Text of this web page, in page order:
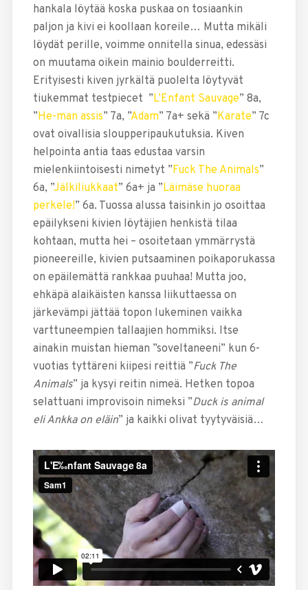
hankala löytää koska puskaa on tosiaankin
paljon ja kivi ei koollaan koreile… Mutta mikäli
löydät perille, voimme onnitella sinua, edessäsi
on muutama oikein mainio boulderreitti.
Erityisesti kiven jyrkältä puolelta löytyvät
tiukemmat testpiecet ”L’Enfant Sauvage” 8a,
”He-man assis” 7a, ”Adam” 7a+ sekä ”Karate” 7c
ovat oivallisia sloupperipaukutuksia. Kiven
helpointa antia taas edustaa varsin
mielenkiintoisesti nimetyt ”Fuck The Animals”
6a, ”Jälkiliukkaat” 6a+ ja ”Läimäse huoraa
perkele!” 6a. Tuossa alussa taisinkin jo osoittaa
epäilykseni kivien löytäjien henkistä tilaa
kohtaan, mutta hei – osoitetaan ymmärrystä
pioneereille, kivien putsaaminen poikaporukassa
on epäilemättä rankkaa puuhaa! Mutta joo,
ehkäpä alaikäisten kanssa liikuttaessa on
järkevämpi jättää topon lukeminen vaikka
varttuneempien tallaajien hommiksi. Itse
ainakin muistan hieman ”soveltaneeni” kun 6-
vuotias tyttäreni kiipesi reittiä ”Fuck The
Animals” ja kysyi reitin nimeä. Hetken topoa
selattuani improvisoin nimeksi ”Duck is animal
eli Ankka on eläin” ja kaikki olivat tyytyväisiä…